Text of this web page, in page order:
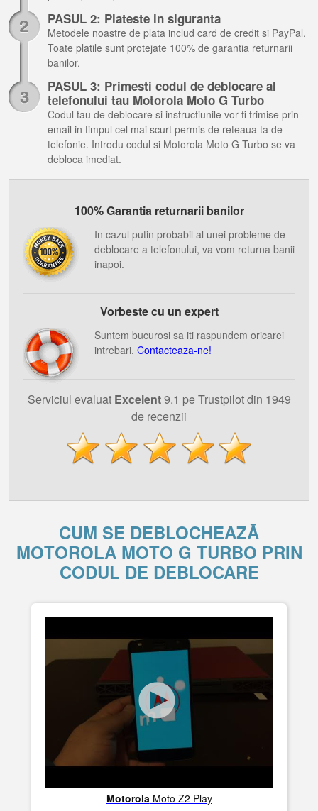
PASUL 2: Plateste in siguranta
Metodele noastre de plata includ card de credit si PayPal.
Toate platile sunt protejate 100% de garantia returnarii
banilor.
PASUL 3: Primesti codul de deblocare al
telefonului tau Motorola Moto G Turbo
Codul tau de deblocare si instructiunile vor fi trimise prin
email in timpul cel mai scurt permis de reteaua ta de
telefonie. Introdu codul si Motorola Moto G Turbo se va
debloca imediat.
100% Garantia returnarii banilor
In cazul putin probabil al unei probleme de
deblocare a telefonului, va vom returna banii
inapoi.
Vorbeste cu un expert
Suntem bucurosi sa iti raspundem oricarei
intrebari. Contacteaza-ne!
Serviciul evaluat Excelent9.1 pe Trustpilot din 1949
de recenzii
CUM SE DEBLOCHEAZĂ
MOTOROLA MOTO G TURBO PRIN
CODUL DE DEBLOCARE
MotorolaMoto Z2 Play